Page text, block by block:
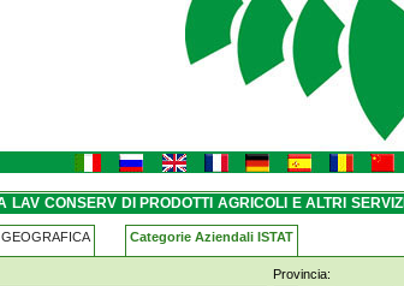
e-altri-servizi-agricoli-per-
LAV CONSERV DI PRODOTTI AGRICOLI E ALTRI SERVIZI
Categorie Aziendali ISTAT
Provincia: